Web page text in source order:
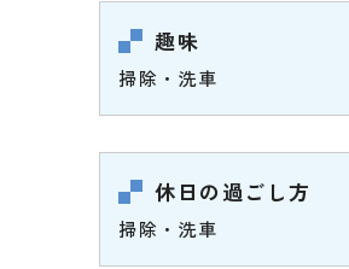
趣味
掃除・洗車
休日の過ごし方
掃除・洗車